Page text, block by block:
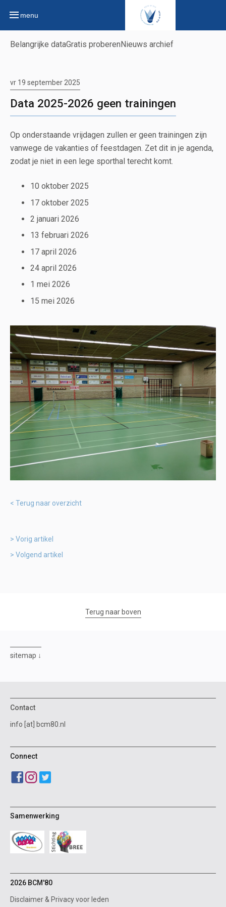
menu
Belangrijke dataGratis proberen Nieuws archief
vr 19 september 2025
Data 2025-2026 geen trainingen
Op onderstaande vrijdagen zullen er geen trainingen zijn
vanwege de vakanties of feestdagen. Zet dit in je agenda,
zodat je niet in een lege sporthal terecht komt.
10 oktober 2025
17 oktober 2025
2 januari 2026
13 februari 2026
17 april 2026
24 april 2026
1 mei 2026
15 mei 2026
Terug naar overzicht
Vorig artikel
Volgend artikel
Terug naar boven
sitemap
Contact
info [at] bcm80.nl
Connect
Samenwerking
2026 BCM'80
Disclaimer& Privacy voor leden